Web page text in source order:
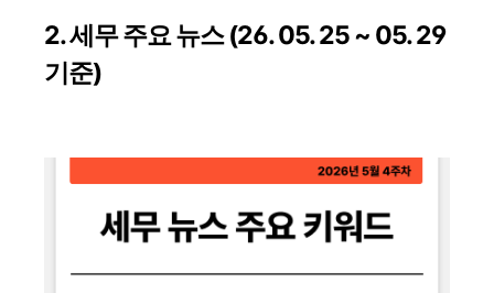
2. 세무 주요 뉴스 (26. 05. 25 ~ 05. 29
기준)